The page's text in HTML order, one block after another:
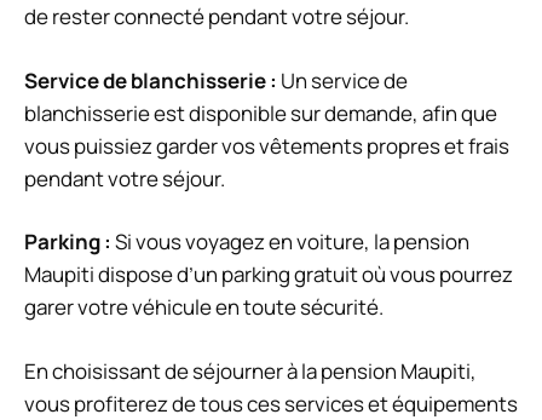
de rester connecté pendant votre séjour.
Service de blanchisserie : Un service de
blanchisserie est disponible sur demande, afin que
vous puissiez garder vos vêtements propres et frais
pendant votre séjour.
Parking : Si vous voyagez en voiture, la pension
Maupiti dispose d’un parking gratuit où vous pourrez
garer votre véhicule en toute sécurité.
En choisissant de séjourner à la pension Maupiti,
vous profiterez de tous ces services et équipements